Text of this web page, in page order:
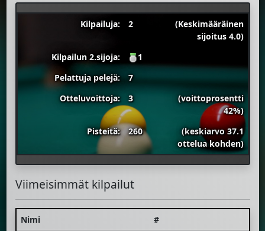
Kilpailuja: 2
(Keskimääräinen
sijoitus 4.0)
Kilpailun 2.sijoja:
1
Pelattuja pelejä:
7
Otteluvoittoja:
3
(voittoprosentti
42%)
Pisteitä:
260
(keskiarvo 37.1
ottelua kohden)
Viimeisimmät kilpailut
Nimi #